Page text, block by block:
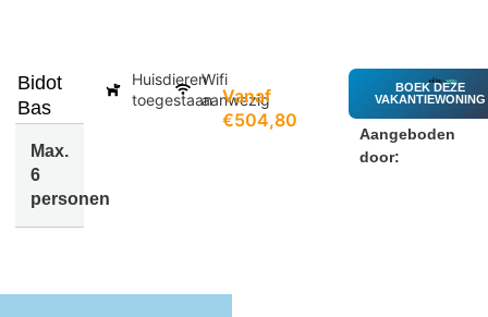
Bidot
Bas
Max.
6
personen
Huisdieren
toegestaan
Wifi
aanwezig
Vanaf
€504,80
BOEK DEZE
VAKANTIEWONING
Aangeboden
door: